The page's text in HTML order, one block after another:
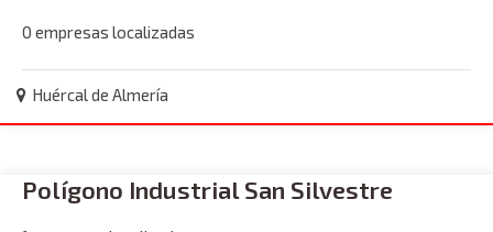
0 empresas localizadas
Huércal de Almería
Polígono Industrial San Silvestre